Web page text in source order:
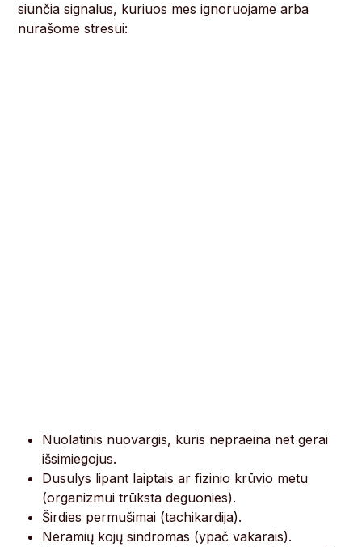
siunčia signalus, kuriuos mes ignoruojame arba
nurašome stresui:
Nuolatinis nuovargis, kuris nepraeina net gerai
išsimiegojus.
Dusulys lipant laiptais ar fizinio krūvio metu
(organizmui trūksta deguonies).
Širdies permušimai (tachikardija).
Neramių kojų sindromas (ypač vakarais).